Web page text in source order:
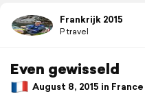
Frankrijk 2015
P travel
Even gewisseld
August 8, 2015 in France